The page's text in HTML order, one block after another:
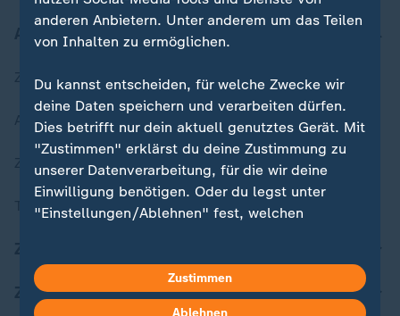
Aktuell bei ZDFheute
Zuletzt veröffentlicht
Aktuelle Sendungs-Videos
ZDFheute Stories
Themen im Überblick
ZDFheute Apps
anderen Anbietern. Unter anderem um das Teilen
von Inhalten zu ermöglichen.
Du kannst entscheiden, für welche Zwecke wir
deine Daten speichern und verarbeiten dürfen.
Dies betrifft nur dein aktuell genutztes Gerät. Mit
"Zustimmen" erklärst du deine Zustimmung zu
unserer Datenverarbeitung, für die wir deine
Einwilligung benötigen. Oder du legst unter
"Einstellungen/Ablehnen" fest, welchen
kannst du jederzeit mit Wirkung für die Zukunft
in deinen Einstellungen widerrufen oder ändern.
Zustimmen
Ablehnen